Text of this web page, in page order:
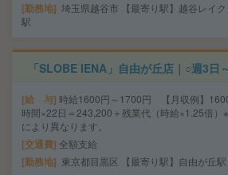
勤務地 埼玉県越谷市 【最寄り駅】越谷レイ
駅
「SLOBE IENA」自由が丘店｜○週3日
給 与 時給1600円～1700円 【月収例】
時間×22日＝243,200＋残業代（時給×1.25倍）
により異なります。
交通費 全額支給
勤務地 東京都目黒区 【最寄り駅】自由が丘駅